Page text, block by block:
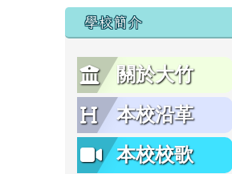
學校簡介
關於大竹
本校沿革
本校校歌